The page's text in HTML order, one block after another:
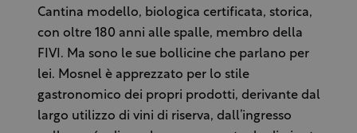
Cantina modello, biologica certificata, storica,
con oltre 180 anni alle spalle, membro della
FIVI. Ma sono le sue bollicine che parlano per
lei. Mosnel è apprezzato per lo stile
gastronomico dei propri prodotti, derivante dal
largo utilizzo di vini di riserva, dall’ingresso